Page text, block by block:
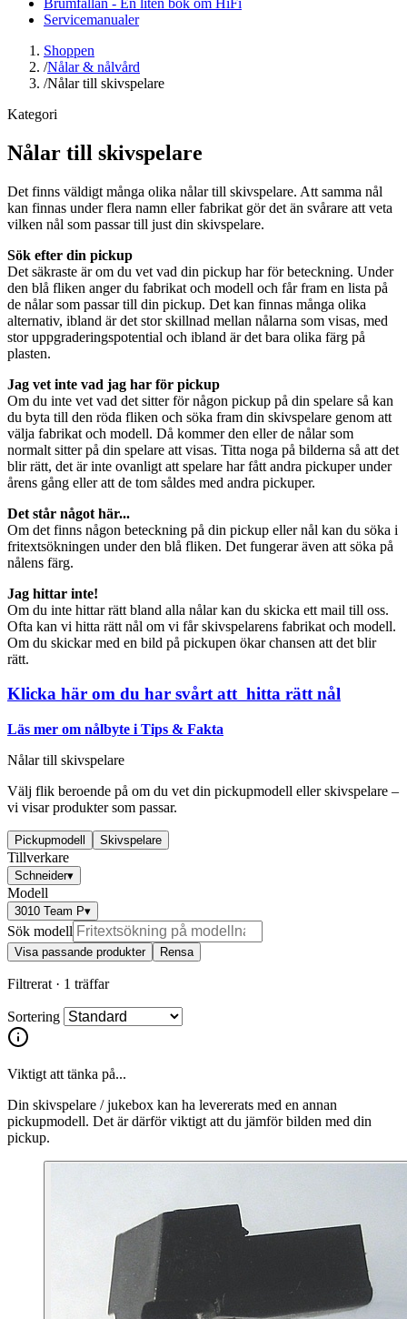
Servicemanualer
Shoppen
/Nålar & nålvård
/Nålar till skivspelare
Kategori
Nålar till skivspelare
Det finns väldigt många olika nålar till skivspelare. Att samma nål
kan finnas under flera namn eller fabrikat gör det än svårare att veta
vilken nål som passar till just din skivspelare.
Sök efter din pickup
Det säkraste är om du vet vad din pickup har för beteckning. Under
den blå fliken anger du fabrikat och modell och får fram en lista på
de nålar som passar till din pickup. Det kan finnas många olika
alternativ, ibland är det stor skillnad mellan nålarna som visas, med
stor uppgraderingspotential och ibland är det bara olika färg på
plasten.
Jag vet inte vad jag har för pickup
Om du inte vet vad det sitter för någon pickup på din spelare så kan
du byta till den röda fliken och söka fram din skivspelare genom att
välja fabrikat och modell. Då kommer den eller de nålar som
normalt sitter på din spelare att visas. Titta noga på bilderna så att det
blir rätt, det är inte ovanligt att spelare har fått andra pickuper under
årens gång eller att de tom såldes med andra pickuper.
Det står något här...
Om det finns någon beteckning på din pickup eller nål kan du söka i
fritextsökningen under den blå fliken. Det fungerar även att söka på
nålens färg.
Jag hittar inte!
Om du inte hittar rätt bland alla nålar kan du skicka ett mail till oss.
Ofta kan vi hitta rätt nål om vi får skivspelarens fabrikat och modell.
Om du skickar med en bild på pickupen ökar chansen att det blir
rätt.
Klicka här om du har svårt att hitta rätt nål
Läs mer om nålbyte i Tips & Fakta
Nålar till skivspelare
Välj flik beroende på om du vet din pickupmodell eller skivspelare –
vi visar produkter som passar.
Pickupmodell Skivspelare
Tillverkare
Schneider▾
Modell
3010 Team P▾
Sök modell
Visa passande produkter Rensa
Filtrerat · 1 träffar
Sortering
Viktigt att tänka på...
Din skivspelare / jukebox kan ha levererats med en annan
pickupmodell. Det är därför viktigt att du jämför bilden med din
pickup.